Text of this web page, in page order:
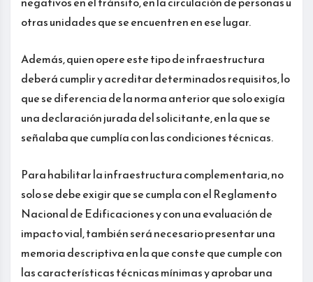
otras unidades que se encuentren en ese lugar.
Además, quien opere este tipo de infraestructura
deberá cumplir y acreditar determinados requisitos, lo
que se diferencia de la norma anterior que solo exigía
una declaración jurada del solicitante, en la que se
señalaba que cumplía con las condiciones técnicas.
Para habilitar la infraestructura complementaria, no
solo se debe exigir que se cumpla con el Reglamento
Nacional de Edificaciones y con una evaluación de
impacto vial, también será necesario presentar una
memoria descriptiva en la que conste que cumple con
las características técnicas mínimas y aprobar una